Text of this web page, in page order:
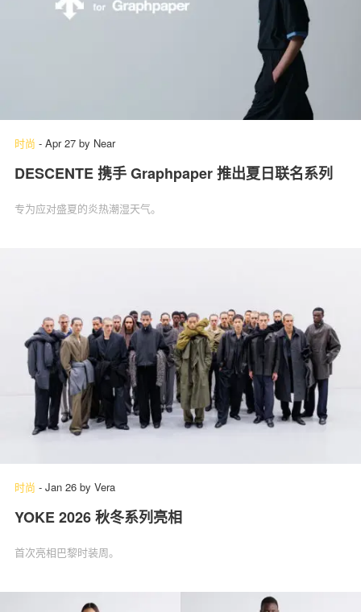
时尚 - Apr 27 by Near
DESCENTE 携手 Graphpaper 推出夏日联名系列
专为应对盛夏的炎热潮湿天气。
时尚 - Jan 26 by Vera
YOKE 2026 秋冬系列亮相
首次亮相巴黎时装周。